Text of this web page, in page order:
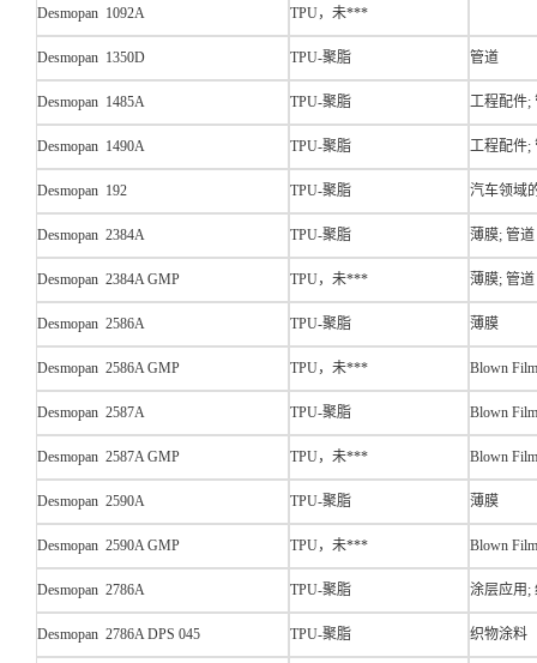
Desmopan 1092A TPU，未***
Desmopan 1350D TPU-聚脂 管道
Desmopan 1485A TPU-聚脂 工程配件;
Desmopan 1490A TPU-聚脂 工程配件;
Desmopan 192 TPU-聚脂 汽车领域
Desmopan 2384A TPU-聚脂 薄膜; 管道
Desmopan 2384A GMP TPU，未*** 薄膜; 管道
Desmopan 2586A TPU-聚脂 薄膜
Desmopan 2586A GMP TPU，未*** Blown
Desmopan 2587A TPU-聚脂 Blown
Desmopan 2587A GMP TPU，未*** Blown
Desmopan 2590A TPU-聚脂 薄膜
Desmopan 2590A GMP TPU，未*** Blown
Desmopan 2786A TPU-聚脂 涂层应用;
Desmopan 2786A DPS 045 TPU-聚脂 织物涂料